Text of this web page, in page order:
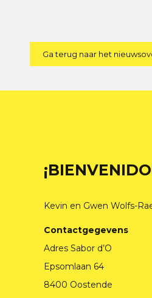
Ga terug naar het
Kevin en Gwen Wolfs-
Contactgegevens
Adres Sabor d’O
Epsomlaan 64
8400 Oostende